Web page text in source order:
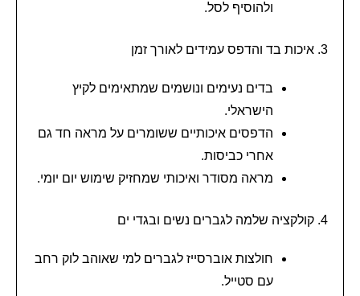
ולהוסיף לסל.
3. איכות בד והדפס עמידים לאורך זמן
בדים נעימים ונושמים שמתאימים לקיץ
הישראלי.
הדפסים איכותיים ששומרים על מראה חד גם
אחרי כביסות.
מראה מסודר ואיכותי שמחזיק שימוש יום יומי.
4. קולקציה שלמה לגברים נשים ובגדי ים
חולצות אוברסייז לגברים למי שאוהב לוק רחב
עם סטייל.